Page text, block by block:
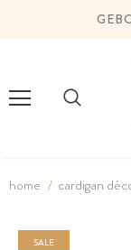
home cardigan
SALE